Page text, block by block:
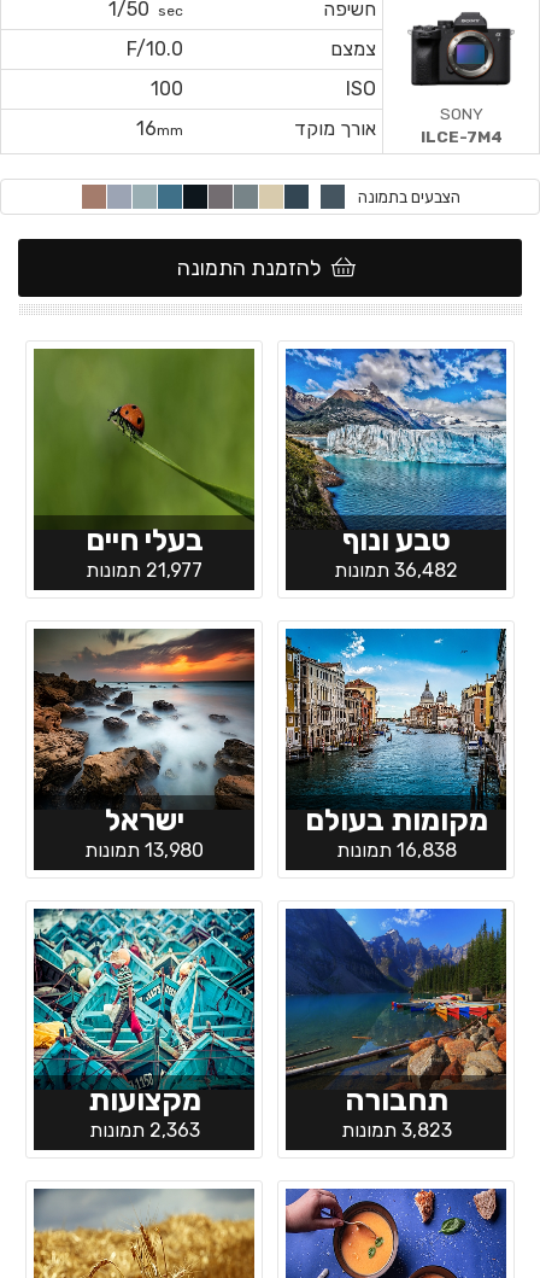
חשיפה sec
1/50
צמצם
F/10.0
ISO
100
אורך מוקד
16mm
SONY
ILCE-7M4
הצבעים בתמונה
להזמנת התמונה
טבע ונוף
36,482 תמונות
בעלי חיים
21,977 תמונות
מקומות בעולם
16,838 תמונות
ישראל
13,980 תמונות
תחבורה
3,823 תמונות
מקצועות
2,363 תמונות